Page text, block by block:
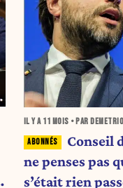
IL Y A 11 MOIS • PAR
Conseil
ne penses pas
s’était rien